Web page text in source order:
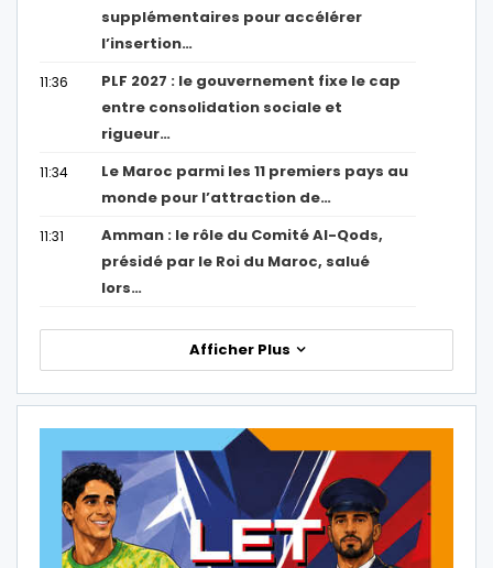
supplémentaires pour accélérer
l’insertion…
11:36
PLF 2027 : le gouvernement fixe le cap
entre consolidation sociale et
rigueur…
11:34
Le Maroc parmi les 11 premiers pays au
monde pour l’attraction de…
11:31
Amman : le rôle du Comité Al-Qods,
présidé par le Roi du Maroc, salué
lors…
Afficher Plus